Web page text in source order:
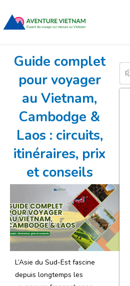
contenu
Guide complet
pour voyager
au Vietnam,
Cambodge &
Laos : circuits,
itinéraires, prix
et conseils
L’Asie du Sud-Est fascine
depuis longtemps les